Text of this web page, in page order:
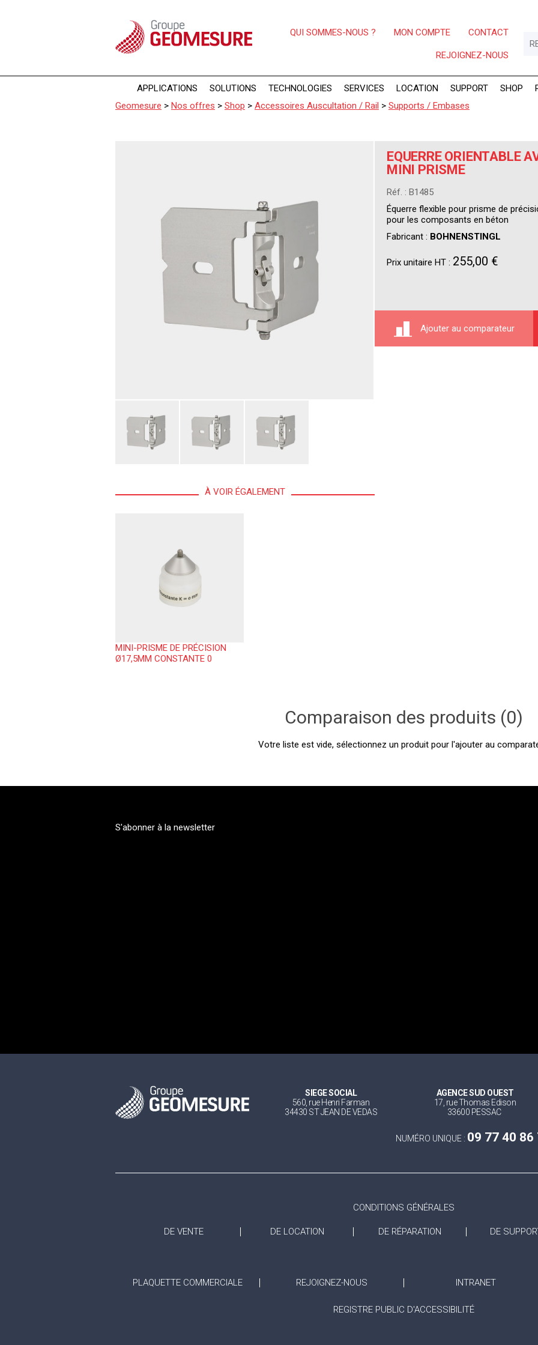
QUI SOMMES-NOUS ? MON COMPTE CONTACT
REJOIGNEZ-NOUS
APPLICATIONS SOLUTIONS TECHNOLOGIES SERVICES LOCATION SUPPORT SHOP
Geomesure > Nos offres > Shop > Accessoires Auscultation / Rail > Supports / Embases
EQUERRE ORIENTABLE
MINI PRISME
Réf. : B1485
Équerre flexible pour prisme de
pour les composants en béton
Fabricant : BOHNENSTINGL
Prix unitaire HT : 255,00 €
Ajouter au comparateur
À VOIR ÉGALEMENT
MINI-PRISME DE PRÉCISION
Ø17,5MM CONSTANTE 0
Comparaison des produits (0)
Votre liste est vide, sélectionnez un produit pour l'ajouter au
S'abonner à la newsletter
SIEGE SOCIAL
560, rue Henri Farman
34430 ST JEAN DE VEDAS
AGENCE SUD OUEST
17, rue Thomas Edison
33600 PESSAC
NUMÉRO UNIQUE : 09 77 40 86
CONDITIONS GÉNÉRALES
DE VENTE DE LOCATION DE RÉPARATION DE
PLAQUETTE COMMERCIALE REJOIGNEZ-NOUS INTRANET
REGISTRE PUBLIC D'ACCESSIBILITÉ